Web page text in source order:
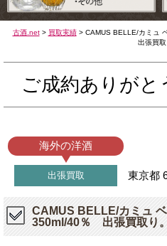
古酒.net> 買取実績> CAMUS BELLE/カミ
出張買取
ご成約ありがと
海外の洋酒
出張買取 東京都
CAMUS BELLE/カミュ
350ml/40％ 出張買取り。